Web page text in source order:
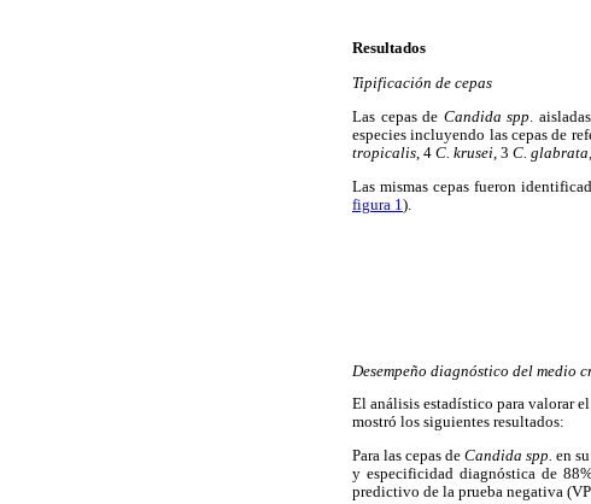
Resultados
Tipificación de cepas
Las cepas de Candida spp.
especies incluyendo las cepas de
tropicalis, 4 C. krusei, 3 C. glabrata
Las mismas cepas fueron
figura 1 ).
Desempeño diagnóstico del medio
El análisis estadístico para valorar
mostró los siguientes resultados:
Para las cepas de Candida spp. en
y especificidad diagnóstica de
predictivo de la prueba negativa